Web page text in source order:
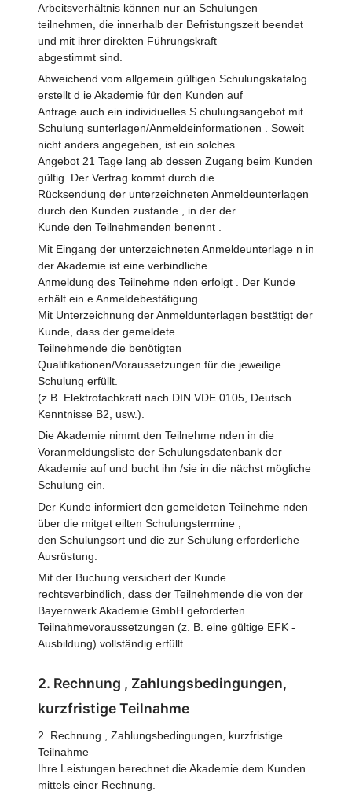
Arbeitsverhältnis können nur an Schulungen
teilnehmen, die innerhalb der Befristungszeit beendet
und mit ihrer direkten Führungskraft
abgestimmt sind.
Abweichend vom allgemein gültigen Schulungskatalog
erstellt d ie Akademie für den Kunden auf
Anfrage auch ein individuelles S chulungsangebot mit
Schulung sunterlagen/Anmeldeinformationen . Soweit
nicht anders angegeben, ist ein solches
Angebot 21 Tage lang ab dessen Zugang beim Kunden
gültig. Der Vertrag kommt durch die
Rücksendung der unterzeichneten Anmeldeunterlagen
durch den Kunden zustande , in der der
Kunde den Teilnehmenden benennt .
Mit Eingang der unterzeichneten Anmeldeunterlage n in
der Akademie ist eine verbindliche
Anmeldung des Teilnehme nden erfolgt . Der Kunde
erhält ein e Anmeldebestätigung.
Mit Unterzeichnung der Anmeldunterlagen bestätigt der
Kunde, dass der gemeldete
Teilnehmende die benötigten
Qualifikationen/Voraussetzungen für die jeweilige
Schulung erfüllt.
(z.B. Elektrofachkraft nach DIN VDE 0105, Deutsch
Kenntnisse B2, usw.).
Die Akademie nimmt den Teilnehme nden in die
Voranmeldungsliste der Schulungsdatenbank der
Akademie auf und bucht ihn /sie in die nächst mögliche
Schulung ein.
Der Kunde informiert den gemeldeten Teilnehme nden
über die mitget eilten Schulungstermine ,
den Schulungsort und die zur Schulung erforderliche
Ausrüstung.
Mit der Buchung versichert der Kunde
rechtsverbindlich, dass der Teilnehmende die von der
Bayernwerk Akademie GmbH geforderten
Teilnahmevoraussetzungen (z. B. eine gültige EFK -
Ausbildung) vollständig erfüllt .
2. Rechnung , Zahlungsbedingungen,
kurzfristige Teilnahme
2. Rechnung , Zahlungsbedingungen, kurzfristige
Teilnahme
Ihre Leistungen berechnet die Akademie dem Kunden
mittels einer Rechnung.